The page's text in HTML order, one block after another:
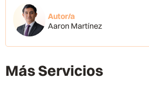
Autor/a
Aaron Martínez
Más Servicios